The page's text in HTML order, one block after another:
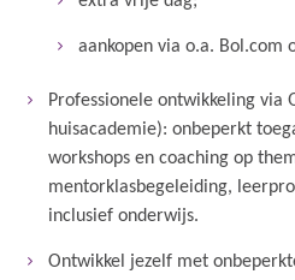
aankopen via o.a. Bol.com
Professionele ontwikkeling via
huisacademie): onbeperkt
workshops en coaching op
mentorklasbegeleiding,
inclusief onderwijs.
Ontwikkel jezelf met